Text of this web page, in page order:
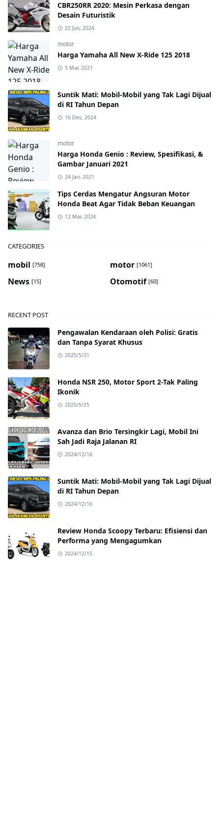
CBR250RR 2020: Mesin Perkasa dengan
Desain Futuristik
22 Jun, 2024
motor
Harga Yamaha All New X-Ride 125 2018
5 Mar, 2021
Suntik Mati: Mobil-Mobil yang Tak Lagi Dijual
di RI Tahun Depan
16 Des, 2024
motor
Harga Honda Genio : Review, Spesifikasi, &
Gambar Januari 2021
24 Jan, 2021
Tips Cerdas Mengatur Angsuran Motor
Honda Beat Agar Tidak Beban Keuangan
12 Mar, 2024
CATEGORIES
mobil [758] motor [1061]
News [15] Otomotif [60]
RECENT POST
Pengawalan Kendaraan oleh Polisi: Gratis
dan Tanpa Syarat Khusus
2025/5/31
Honda NSR 250, Motor Sport 2-Tak Paling
Ikonik
2025/5/25
Avanza dan Brio Tersingkir Lagi, Mobil Ini
Sah Jadi Raja Jalanan RI
2024/12/16
Suntik Mati: Mobil-Mobil yang Tak Lagi Dijual
di RI Tahun Depan
2024/12/16
Review Honda Scoopy Terbaru: Efisiensi dan
Performa yang Mengagumkan
2024/12/15